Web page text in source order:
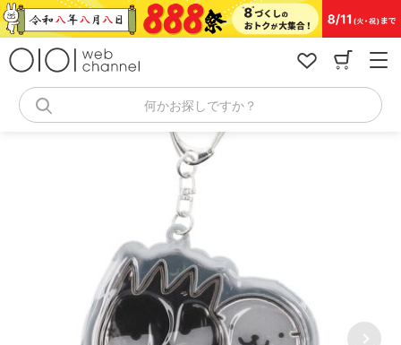
コ
ン
何かお探しですか？